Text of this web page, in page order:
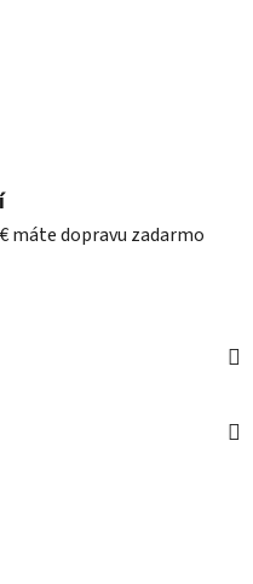
máte dopravu zadarmo